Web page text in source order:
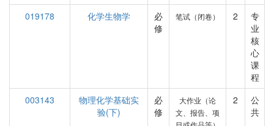
019178
化学生物学
必
修
笔试（闭卷） 2
专
业
核
心
课
程
003143
物理化学基础实
验(下)
必
修
大作业（论
文、报告、项
2
公
共